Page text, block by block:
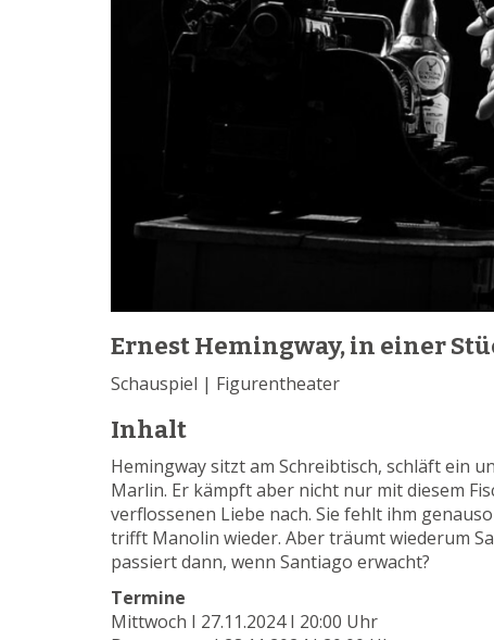
Ernest Hemingway, in einer
Schauspiel | Figurentheater
Inhalt
Hemingway sitzt am Schreibtisch, schläft ein
Marlin. Er kämpft aber nicht nur mit diesem
verflossenen Liebe nach. Sie fehlt ihm
trifft Manolin wieder. Aber träumt wiederum
passiert dann, wenn Santiago erwacht?
Termine
Mittwoch I 27.11.2024 I 20:00 Uhr